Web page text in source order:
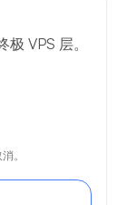
VPS 层。
。